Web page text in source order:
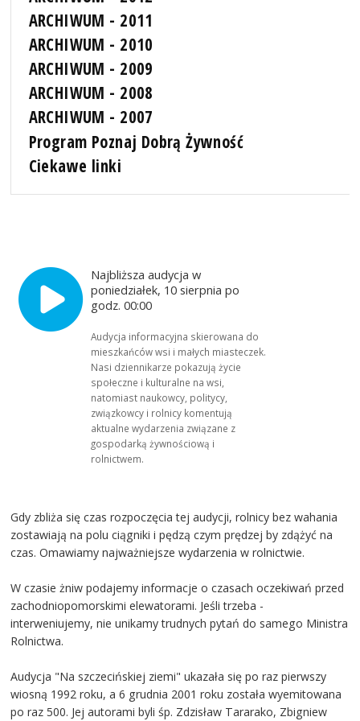
ARCHIWUM - 2011
ARCHIWUM - 2010
ARCHIWUM - 2009
ARCHIWUM - 2008
ARCHIWUM - 2007
Program Poznaj Dobrą Żywność
Ciekawe linki
Najbliższa audycja w
poniedziałek, 10 sierpnia po
godz. 00:00
Audycja informacyjna skierowana do
mieszkańców wsi i małych miasteczek.
Nasi dziennikarze pokazują życie
społeczne i kulturalne na wsi,
natomiast naukowcy, politycy,
związkowcy i rolnicy komentują
aktualne wydarzenia związane z
gospodarką żywnościową i
rolnictwem.
Gdy zbliża się czas rozpoczęcia tej audycji, rolnicy bez wahania
zostawiają na polu ciągniki i pędzą czym prędzej by zdążyć na
czas. Omawiamy najważniejsze wydarzenia w rolnictwie.
W czasie żniw podajemy informacje o czasach oczekiwań przed
zachodniopomorskimi elewatorami. Jeśli trzeba -
interweniujemy, nie unikamy trudnych pytań do samego Ministra
Rolnictwa.
Audycja "Na szczecińskiej ziemi" ukazała się po raz pierwszy
wiosną 1992 roku, a 6 grudnia 2001 roku została wyemitowana
po raz 500. Jej autorami byli śp. Zdzisław Tararako, Zbigniew